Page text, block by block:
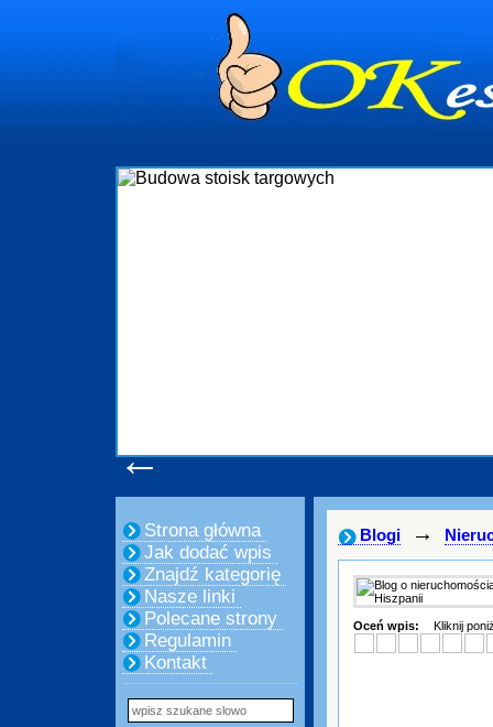
←
Strona główna
Jak dodać wpis
Znajdź kategorię
Nasze linki
Polecane strony
Regulamin
Kontakt
Blogi →
Oceń wpis: Kliknij